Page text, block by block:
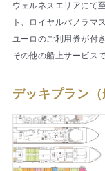
ウェルネスエリアにて
ト、ロイヤルパノラマ
ユーロのご利用券が付
その他の船上サービス
デッキプラン（